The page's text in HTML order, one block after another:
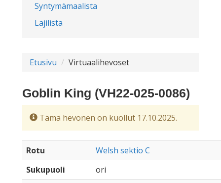
Syntymämaalista
Lajilista
Etusivu Virtuaalihevoset
Goblin King (VH22-025-0086)
Tämä hevonen on kuollut 17.10.2025.
Rotu
Welsh sektio C
Sukupuoli
ori